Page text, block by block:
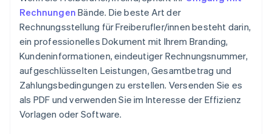
8. Fügen Sie eventuelle Extras hinzu
9. Speichern Sie die Rechnung als PDF und senden
Sie sie in einer E-Mail
Vorkasse
Individuelle Zahlungsbedingungen
Ziehen Sie bei Bedarf eine/n Mediator/in hinzu
Haken Sie nach der Klärung nach
Über die Beilegung einer Rechnungsanfechtung
entscheiden
Ergreifen Sie präventive Maßnahmen für die Zukunft
Rechnungen Bände. Die beste Art der
Rechnungsstellung für Freiberufler/innen besteht darin,
ein professionelles Dokument mit Ihrem Branding,
Kundeninformationen, eindeutiger Rechnungsnummer,
aufgeschlüsselten Leistungen, Gesamtbetrag und
Zahlungsbedingungen zu erstellen. Versenden Sie es
als PDF und verwenden Sie im Interesse der Effizienz
Vorlagen oder Software.